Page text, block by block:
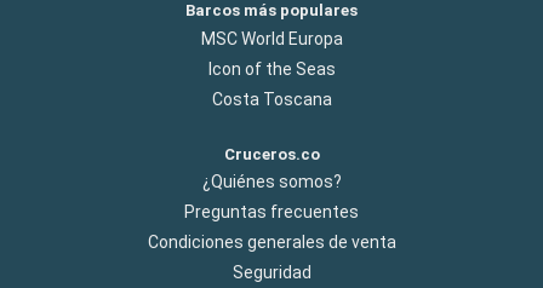
Barcos más populares
MSC World Europa
Icon of the Seas
Costa Toscana
Cruceros.co
¿Quiénes somos?
Preguntas frecuentes
Condiciones generales de venta
Seguridad